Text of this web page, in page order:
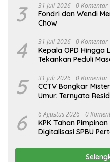
3 31 Juli 2026 0 Komentar
Fondri dan Wendi
Chow
4 31 Juli 2026 0 Komentar
Kepala OPD Hingga
Tekankan Peduli
5 31 Juli 2026 0 Komentar
CCTV Bongkar
Umur. Ternyata
6 6 Agustus 2026 0
KPK Tahan
Digitalisasi SPBU